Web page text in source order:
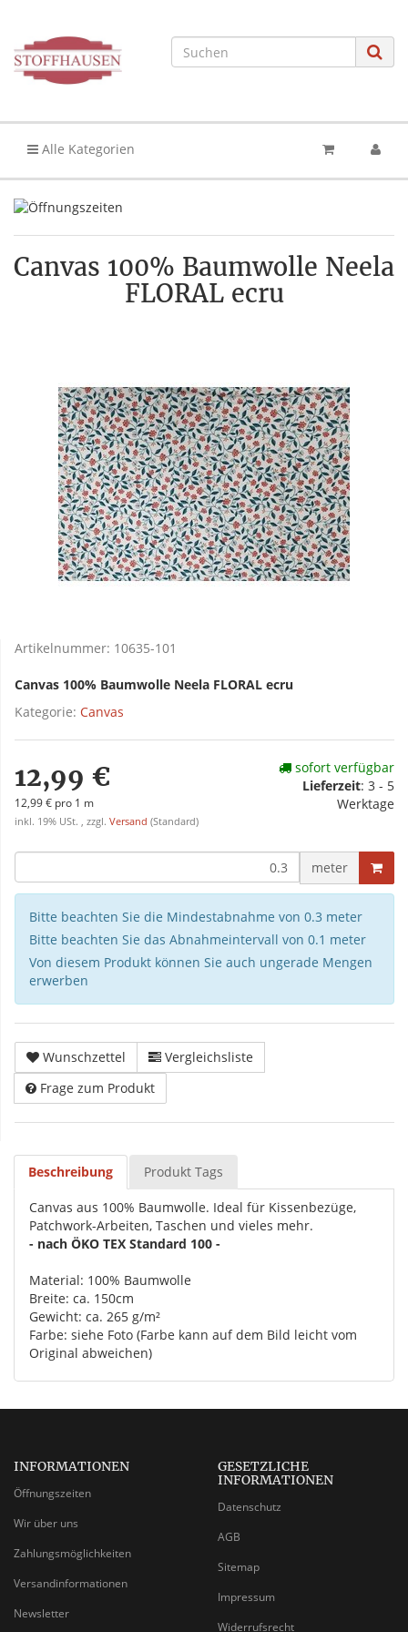
Alle Kategorien
Canvas 100% Baumwolle Neela
FLORAL ecru
Artikelnummer: 10635-101
Canvas 100% Baumwolle Neela FLORAL ecru
Kategorie: Canvas
12,99 €
12,99 € pro 1 m
inkl. 19% USt. , zzgl. Versand (Standard)
sofort verfügbar
Lieferzeit: 3 - 5
Werktage
meter
Bitte beachten Sie die Mindestabnahme von 0.3 meter
Bitte beachten Sie das Abnahmeintervall von 0.1 meter
Von diesem Produkt können Sie auch ungerade Mengen
erwerben
Wunschzettel
Vergleichsliste
Frage zum Produkt
Beschreibung Produkt Tags
Canvas aus 100% Baumwolle. Ideal für Kissenbezüge,
Patchwork-Arbeiten, Taschen und vieles mehr.
- nach ÖKO TEX Standard 100 -
Material: 100% Baumwolle
Breite: ca. 150cm
Gewicht: ca. 265 g/m²
Farbe: siehe Foto (Farbe kann auf dem Bild leicht vom
Original abweichen)
INFORMATIONEN
Öffnungszeiten
Wir über uns
Zahlungsmöglichkeiten
Versandinformationen
Newsletter
GESETZLICHE
INFORMATIONEN
Datenschutz
AGB
Sitemap
Impressum
Widerrufsrecht